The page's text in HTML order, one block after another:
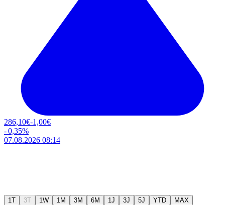
286,10€-1,00€
-0,35%
07.08.2026 08:14
1T 3T 1W 1M 3M 6M 1J 3J 5J YTD MAX